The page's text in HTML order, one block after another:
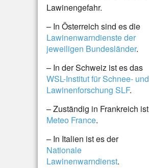
Lawinengefahr.
– In Österreich sind es die
Lawinenwarndienste der
jeweiligen Bundesländer.
– In der Schweiz ist es das
WSL-Institut für Schnee- und
Lawinenforschung SLF.
– Zuständig in Frankreich ist
Meteo France.
– In Italien ist es der
Nationale
Lawinenwarndienst.